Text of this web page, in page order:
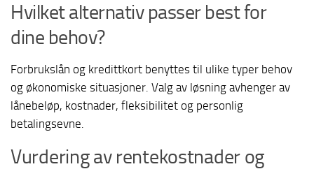
Hvilket alternativ passer best for
dine behov?
Forbrukslån og kredittkort benyttes til ulike typer behov
og økonomiske situasjoner. Valg av løsning avhenger av
lånebeløp, kostnader, fleksibilitet og personlig
betalingsevne.
Vurdering av rentekostnader og